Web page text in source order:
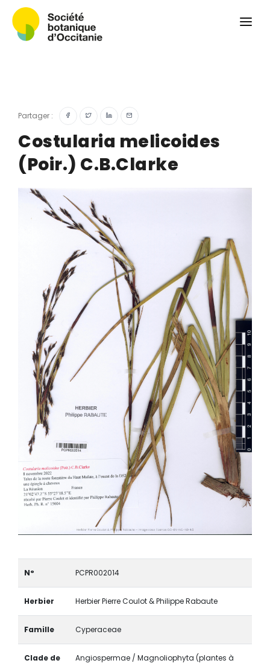
Herbier PCPR
Ressources
Actualités et calendrier
Contact
Partager :
Costularia melicoides
(Poir.) C.B.Clarke
N° PCPR002014
Herbier Herbier Pierre Coulot & Philippe Rabaute
Famille Cyperaceae
Clade de
Angiospermae / Magnoliophyta (plantes à